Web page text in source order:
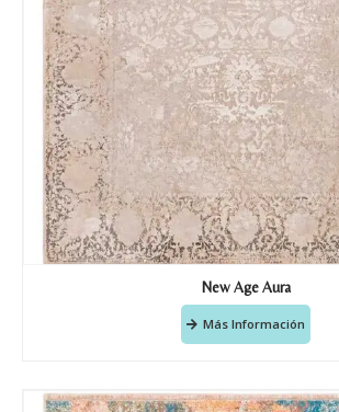
New Age Aura
Más Información
Acuerdo RGPD*
Doy mi consentimiento para que
esta web almacene la
información que envío para que
puedan responder a mi petición.
Recibir mi oferta